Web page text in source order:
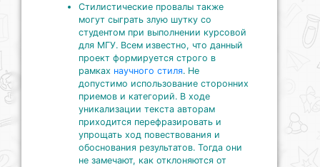
Стилистические провалы также
могут сыграть злую шутку со
студентом при выполнении курсовой
для МГУ. Всем известно, что данный
проект формируется строго в
рамках научного стиля. Не
допустимо использование сторонних
приемов и категорий. В ходе
уникализации текста авторам
приходится перефразировать и
упрощать ход повествования и
обоснования результатов. Тогда они
не замечают, как отклоняются от